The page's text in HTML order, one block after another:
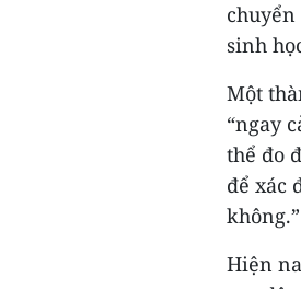
sinh
Một
“ngay
thể đo
để xác
không.”
Hiện